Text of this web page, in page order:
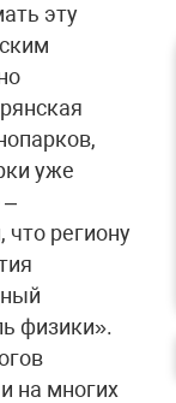
эту
уже
–
региону
физики».
на многих